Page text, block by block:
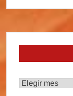
Archives